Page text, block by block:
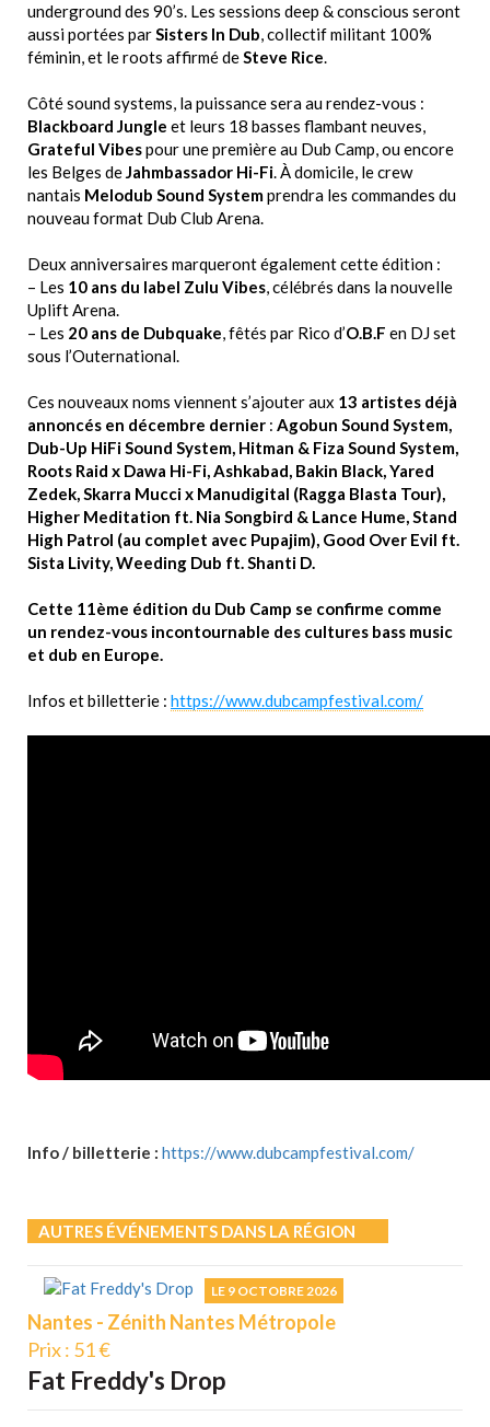
underground des 90’s. Les sessions deep & conscious seront
aussi portées parSisters In Dub, collectif militant 100%
féminin, et le roots affirmé deSteve Rice.
Côté sound systems, la puissance sera au rendez-vous :
Blackboard Jungle et leurs 18 basses flambant neuves,
Grateful Vibespour une première au Dub Camp, ou encore
les Belges deJahmbassador Hi-Fi. À domicile, le crew
nantais Melodub Sound Systemprendra les commandes du
nouveau format Dub Club Arena.
Deux anniversaires marqueront également cette édition :
– Les 10 ans du label Zulu Vibes, célébrés dans la nouvelle
Uplift Arena.
– Les 20 ans de Dubquake, fêtés par Rico d’O.B.F en DJ set
sous l’Outernational.
Ces nouveaux noms viennent s’ajouter aux 13 artistes déjà
annoncés en décembre dernier : Agobun Sound System,
Dub-Up HiFi Sound System, Hitman & Fiza Sound System,
Roots Raid x Dawa Hi-Fi, Ashkabad, Bakin Black, Yared
Zedek, Skarra Mucci x Manudigital (Ragga Blasta Tour),
Higher Meditation ft. Nia Songbird & Lance Hume, Stand
High Patrol (au complet avec Pupajim), Good Over Evil ft.
Sista Livity, Weeding Dub ft. Shanti D.
Cette 11ème édition du Dub Camp se confirme comme
un rendez-vous incontournable des cultures bass music
et dub en Europe.
Infos et billetterie : https://www.dubcampfestival.com/
Info / billetterie : https://www.dubcampfestival.com/
AUTRES ÉVÉNEMENTS DANS LA RÉGION
LE 9 OCTOBRE 2026
Nantes - Zénith Nantes Métropole
Prix : 51 €
Fat Freddy's Drop